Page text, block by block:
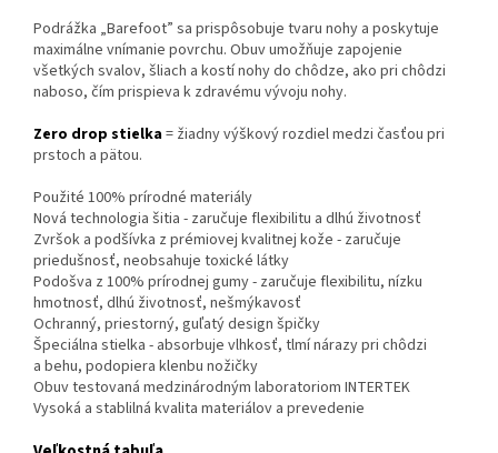
Podrážka „Barefoot” sa prispôsobuje tvaru nohy a poskytuje
maximálne vnímanie povrchu. Obuv umožňuje zapojenie
všetkých svalov, šliach a kostí nohy do chôdze, ako pri chôdzi
naboso, čím prispieva k zdravému vývoju nohy.
Zero drop stielka= žiadny výškový rozdiel medzi časťou pri
prstoch a pätou.
Použité 100% prírodné materiály
Nová technologia šitia - zaručuje flexibilitu a dlhú životnosť
Zvršok a podšívka z prémiovej kvalitnej kože - zaručuje
priedušnosť, neobsahuje toxické látky
Podošva z 100% prírodnej gumy - zaručuje flexibilitu, nízku
hmotnosť, dlhú životnosť, nešmýkavosť
Ochranný, priestorný, guľatý design špičky
Špeciálna stielka - absorbuje vlhkosť, tlmí nárazy pri chôdzi
a behu, podopiera klenbu nožičky
Obuv testovaná medzinárodným laboratoriom INTERTEK
Vysoká a stablilná kvalita materiálov a prevedenie